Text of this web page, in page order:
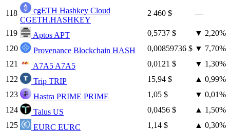
118
cgETH Hashkey Cloud
CGETH.HASHKEY
2 460 $ —
119 Aptos APT 0,5737 $ ▼ 2,20%
120
Provenance Blockchain HASH 0,00859736 $ ▼ 7,70%
121
A7A5 A7A5 0,0121 $ ▼ 1,30%
122
Trip TRIP 15,94 $ ▲ 0,99%
123
Hastra PRIME PRIME 1,05 $ ▼ 0,01%
124
Talus US 0,0456 $ ▲ 1,50%
125
EURC EURC 1,14 $ ▲ 0,30%